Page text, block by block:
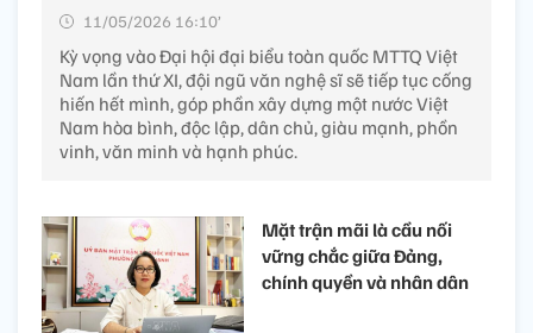
11/05/2026 16:10’
Kỳ vọng vào Đại hội đại biểu toàn quốc MTTQ Việt
Nam lần thứ XI, đội ngũ văn nghệ sĩ sẽ tiếp tục cống
hiến hết mình, góp phần xây dựng một nước Việt
Nam hòa bình, độc lập, dân chủ, giàu mạnh, phồn
vinh, văn minh và hạnh phúc.
Mặt trận mãi là cầu nối
vững chắc giữa Đảng,
chính quyền và nhân dân